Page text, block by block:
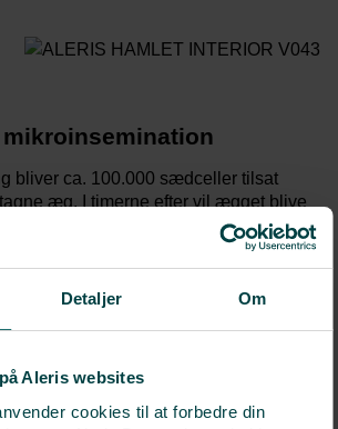
Detaljer Om
Aleris websites
cookies til at forbedre din
mikroinsemination
bliver ca. 100.000 sædceller tilsat
æg. I timerne efter vil ægget blive
en sædcelle. Hvis IVF ikke fører til
af ægget, kan man i stedet overveje
kaldet mikroinsemination. Ved ICSI
ind i ægget med en tynd